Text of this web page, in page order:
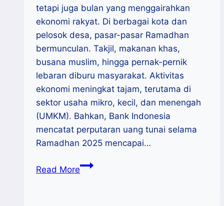
tetapi juga bulan yang menggairahkan
ekonomi rakyat. Di berbagai kota dan
pelosok desa, pasar-pasar Ramadhan
bermunculan. Takjil, makanan khas,
busana muslim, hingga pernak-pernik
lebaran diburu masyarakat. Aktivitas
ekonomi meningkat tajam, terutama di
sektor usaha mikro, kecil, dan menengah
(UMKM). Bahkan, Bank Indonesia
mencatat perputaran uang tunai selama
Ramadhan 2025 mencapai…
Read MoreRamadhan: